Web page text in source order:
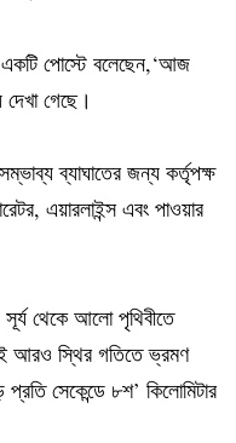
একটি পোস্টে বলেছেন,‘আজ
গেছে।
ব্যাঘাতের জন্য কর্তৃপক্ষ
এয়ারলাইন্স এবং পাওয়ার
থেকে আলো পৃথিবীতে
আরও স্থির গতিতে ভ্রমণ
সেকেন্ডে ৮শ’ কিলোমিটার